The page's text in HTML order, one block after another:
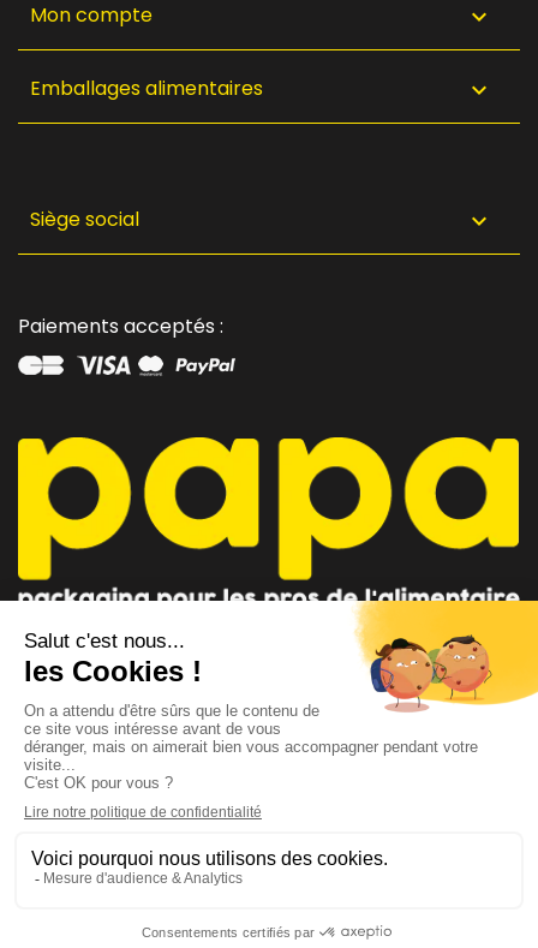
CONSEILLER PAPA
AU 04 91 35 09 09
CONTACTEZ-NOUS
par mail
Mon compte 
Emballages alimentaires 
Siège social 
Paiements acceptés :
Suivez-nous